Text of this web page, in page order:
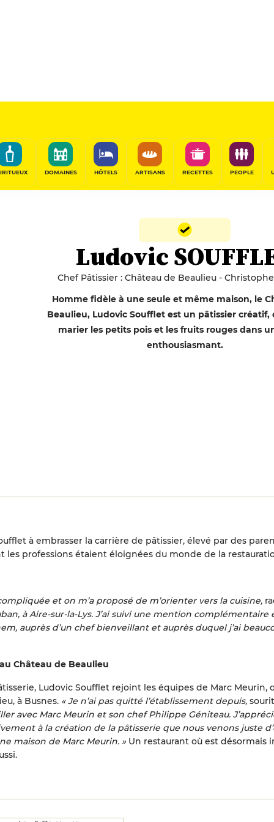
DOMAINES HÔTELS ARTISANS RECETTES PEOPLE
Ludovic
Chef Pâtissier : Château de Beaulieu -
Homme fidèle à une seule et même maison, le
Beaulieu, Ludovic Soufflet est un pâtissier créatif,
marier les petits pois et les fruits rouges dans
enthousiasmant.
à embrasser la carrière de pâtissier, élevé par des
professions étaient éloignées du monde de la
et on m’a proposé de m’orienter vers la cuisine,
à Aire-sur-la-Lys. J’ai suivi une mention complémentaire
auprès d’un chef bienveillant et auprès duquel j’ai
Château de Beaulieu
Ludovic Soufflet rejoint les équipes de Marc Meurin,
à Busnes. « Je n’ai pas quitté l’établissement depuis,
avec Marc Meurin et son chef Philippe Géniteau.
à la création de la pâtisserie que nous venons juste
maison de Marc Meurin. »Un restaurant où est désormais